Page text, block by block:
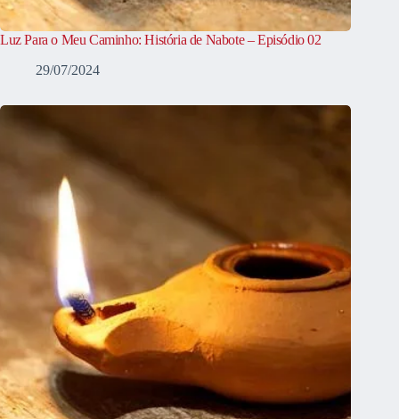
Luz Para o Meu Caminho: História de Nabote – Episódio 02
29/07/2024